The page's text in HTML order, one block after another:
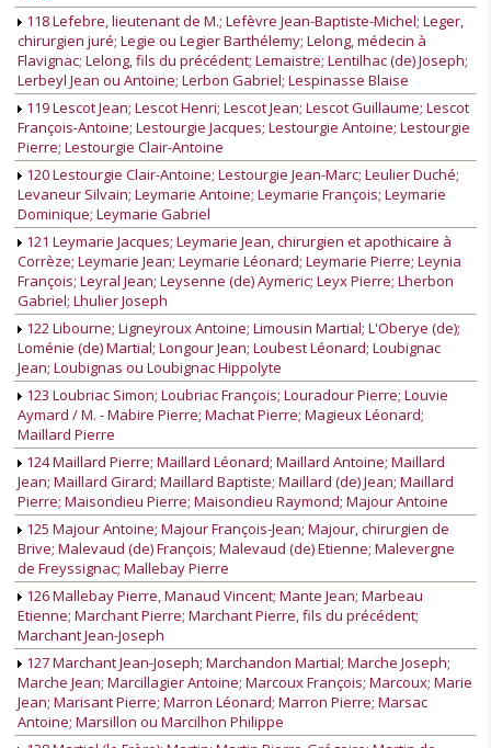
118 Lefebre, lieutenant de M.; Lefèvre Jean-Baptiste-Michel; Leger,
chirurgien juré; Legie ou Legier Barthélemy; Lelong, médecin à
Flavignac; Lelong, fils du précédent; Lemaistre; Lentilhac (de) Joseph;
Lerbeyl Jean ou Antoine; Lerbon Gabriel; Lespinasse Blaise
119 Lescot Jean; Lescot Henri; Lescot Jean; Lescot Guillaume; Lescot
François-Antoine; Lestourgie Jacques; Lestourgie Antoine; Lestourgie
Pierre; Lestourgie Clair-Antoine
120 Lestourgie Clair-Antoine; Lestourgie Jean-Marc; Leulier Duché;
Levaneur Silvain; Leymarie Antoine; Leymarie François; Leymarie
Dominique; Leymarie Gabriel
121 Leymarie Jacques; Leymarie Jean, chirurgien et apothicaire à
Corrèze; Leymarie Jean; Leymarie Léonard; Leymarie Pierre; Leynia
François; Leyral Jean; Leysenne (de) Aymeric; Leyx Pierre; Lherbon
Gabriel; Lhulier Joseph
122 Libourne; Ligneyroux Antoine; Limousin Martial; L'Oberye (de);
Loménie (de) Martial; Longour Jean; Loubest Léonard; Loubignac
Jean; Loubignas ou Loubignac Hippolyte
123 Loubriac Simon; Loubriac François; Louradour Pierre; Louvie
Aymard / M. - Mabire Pierre; Machat Pierre; Magieux Léonard;
Maillard Pierre
124 Maillard Pierre; Maillard Léonard; Maillard Antoine; Maillard
Jean; Maillard Girard; Maillard Baptiste; Maillard (de) Jean; Maillard
Pierre; Maisondieu Pierre; Maisondieu Raymond; Majour Antoine
125 Majour Antoine; Majour François-Jean; Majour, chirurgien de
Brive; Malevaud (de) François; Malevaud (de) Etienne; Malevergne
de Freyssignac; Mallebay Pierre
126 Mallebay Pierre, Manaud Vincent; Mante Jean; Marbeau
Etienne; Marchant Pierre; Marchant Pierre, fils du précédent;
Marchant Jean-Joseph
127 Marchant Jean-Joseph; Marchandon Martial; Marche Joseph;
Marche Jean; Marcillagier Antoine; Marcoux François; Marcoux; Marie
Jean; Marisant Pierre; Marron Léonard; Marron Pierre; Marsac
Antoine; Marsillon ou Marcilhon Philippe